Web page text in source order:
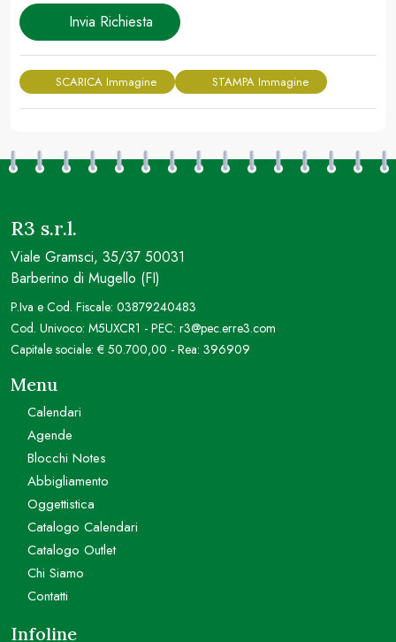
Invia Richiesta
SCARICA Immagine STAMPA Immagine
R3 s.r.l.
Viale Gramsci, 35/37 50031
Barberino di Mugello (FI)
P.Iva e Cod. Fiscale: 03879240483
Cod. Univoco: M5UXCR1 - PEC: r3@pec.erre3.com
Capitale sociale: € 50.700,00 - Rea: 396909
Menu
Calendari
Agende
Blocchi Notes
Abbigliamento
Oggettistica
Catalogo Calendari
Catalogo Outlet
Chi Siamo
Contatti
Infoline